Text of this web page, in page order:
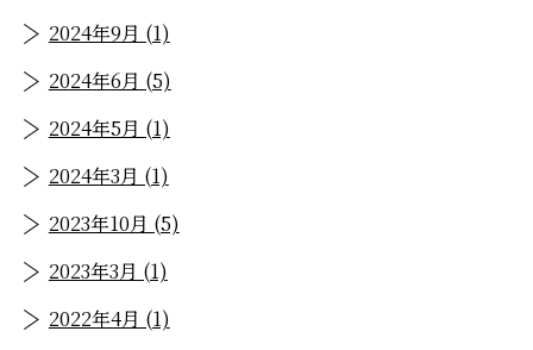
2024年9月 (1)
2024年6月 (5)
2024年5月 (1)
2024年3月 (1)
2023年10月 (5)
2023年3月 (1)
2022年4月 (1)